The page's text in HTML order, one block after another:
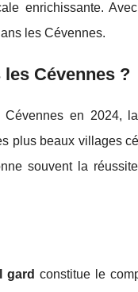
enrichissante.
les Cévennes.
Cévennes ?
en 2024,
plus beaux villages
souvent la
gard constitue le